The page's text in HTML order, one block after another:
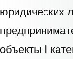
юридических
объекты I